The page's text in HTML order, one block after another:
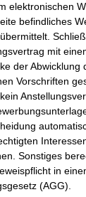
elektronischen
befindliches
mit
der Abwicklung
Vorschriften
Sonstiges
in
(AGG).